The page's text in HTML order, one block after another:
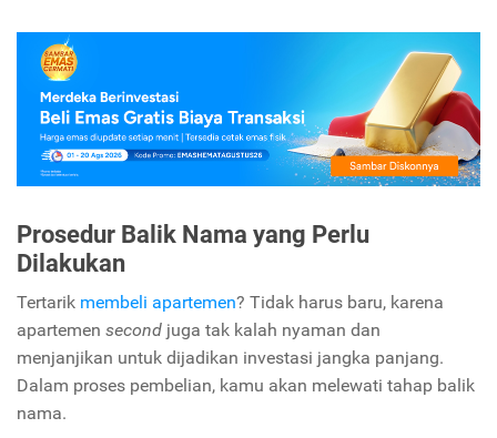
Prosedur Balik Nama yang Perlu
Dilakukan
Tertarik membeli apartemen? Tidak harus baru, karena
apartemen second juga tak kalah nyaman dan
menjanjikan untuk dijadikan investasi jangka panjang.
Dalam proses pembelian, kamu akan melewati tahap balik
nama.